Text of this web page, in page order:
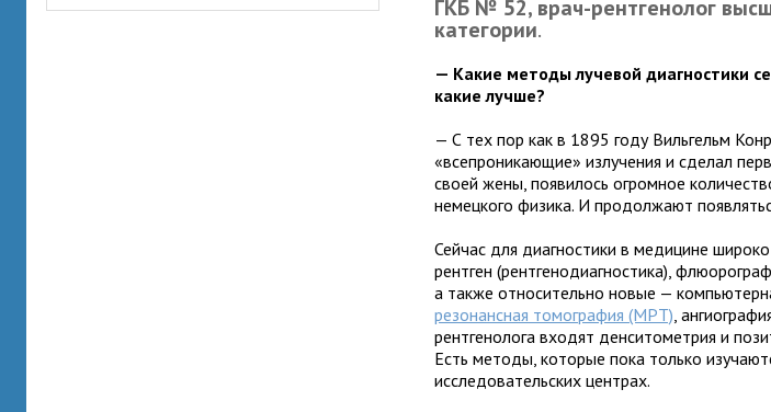
ГКБ № 52, врач-рентгенолог
категории.
— Какие методы лучевой диагностики
какие лучше?
— С тех пор как в 1895 году Вильгельм
«всепроникающие» излучения и сделал
своей жены, появилось огромное
немецкого физика. И продолжают
Сейчас для диагностики в медицине
рентген (рентгенодиагностика),
а также относительно новые —
резонансная томография (МРТ),
рентгенолога входят денситометрия и
Есть методы, которые пока только
исследовательских центрах.